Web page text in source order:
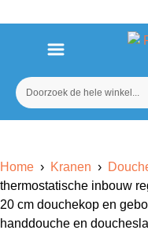
Home › Kranen ›
thermostatische inbouw
20 cm douchekop en
handdouche en